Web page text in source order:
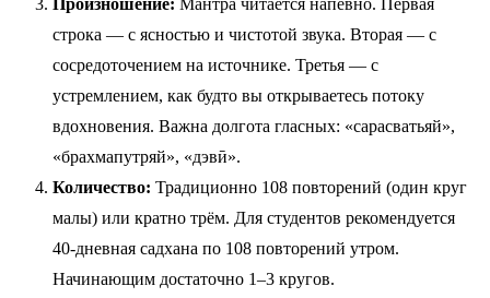
строка — с ясностью и чистотой звука. Вторая — с
сосредоточением на источнике. Третья — с
устремлением, как будто вы открываетесь потоку
вдохновения. Важна долгота гласных: «сарасватьяй»,
«брахмапутряй», «дэвӣ».
Количество: Традиционно 108 повторений (один круг
малы) или кратно трём. Для студентов рекомендуется
40-дневная садхана по 108 повторений утром.
Начинающим достаточно 1–3 кругов.